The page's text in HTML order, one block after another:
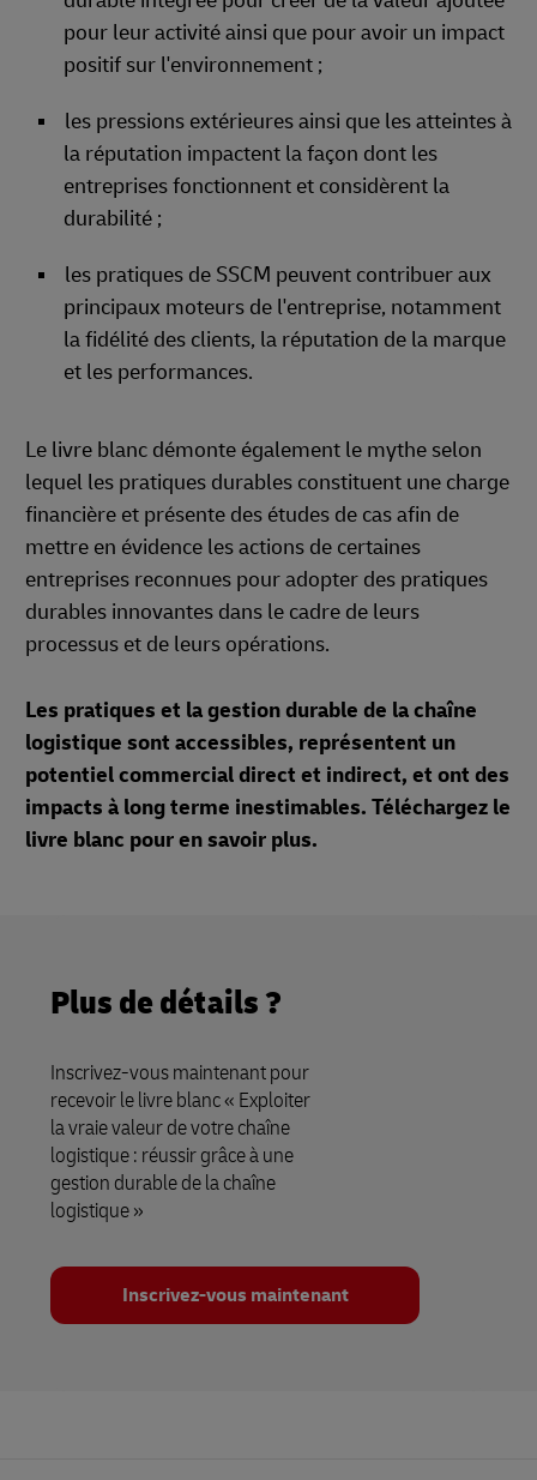
pour leur activité ainsi que pour avoir un impact
positif sur l'environnement ;
les pressions extérieures ainsi que les atteintes à
la réputation impactent la façon dont les
entreprises fonctionnent et considèrent la
durabilité ;
les pratiques de SSCM peuvent contribuer aux
principaux moteurs de l'entreprise, notamment
la fidélité des clients, la réputation de la marque
et les performances.
Le livre blanc démonte également le mythe selon
lequel les pratiques durables constituent une charge
financière et présente des études de cas afin de
mettre en évidence les actions de certaines
entreprises reconnues pour adopter des pratiques
durables innovantes dans le cadre de leurs
processus et de leurs opérations.
Les pratiques et la gestion durable de la chaîne
logistique sont accessibles, représentent un
potentiel commercial direct et indirect, et ont des
impacts à long terme inestimables. Téléchargez le
livre blanc pour en savoir plus.
Plus de détails ?
Inscrivez-vous maintenant pour
recevoir le livre blanc « Exploiter
la vraie valeur de votre chaîne
logistique : réussir grâce à une
gestion durable de la chaîne
logistique »
Inscrivez-vous maintenant